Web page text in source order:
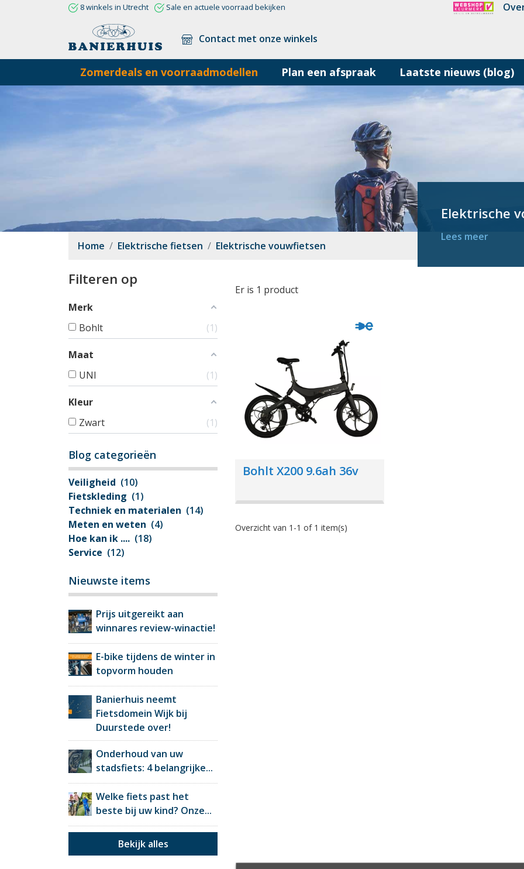
8 winkels in Utrecht Sale en actuele voorraad bekijken
Contact met onze winkels
Zomerdeals en voorraadmodellen Plan een afspraak Laatste nieuws (blog)
Elektrische
Lees meer
Home Elektrische fietsen Elektrische vouwfietsen
Filteren op
Merk
Bohlt
1
Maat
UNI
1
Kleur
Zwart
1
Blog categorieën
Veiligheid (10)
Fietskleding (1)
Techniek en materialen (14)
Meten en weten (4)
Hoe kan ik .... (18)
Service (12)
Nieuwste items
Prijs uitgereikt aan
winnares review-winactie!
E-bike tijdens de winter in
topvorm houden
Banierhuis neemt
Fietsdomein Wijk bij
Duurstede over!
Onderhoud van uw
stadsfiets: 4 belangrijke...
Welke fiets past het
beste bij uw kind? Onze...
Bekijk alles
Er is 1 product
Bohlt X200 9.6ah 36v
Overzicht van 1-1 of 1 item(s)